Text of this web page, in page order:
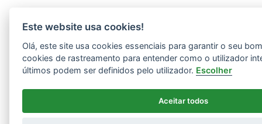
Este website usa cookies!
Olá, este site usa cookies essenciais para garantir o seu
cookies de rastreamento para entender como o utilizador
últimos podem ser definidos pelo utilizador. Escolher
Aceitar todos